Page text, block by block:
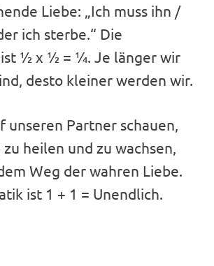
Liebe: „Ich muss ihn /
ich sterbe.“ Die
½ x ½ = ¼. Je länger wir
desto kleiner werden wir.
unseren Partner schauen,
heilen und zu wachsen,
Weg der wahren Liebe.
ist 1 + 1 = Unendlich.